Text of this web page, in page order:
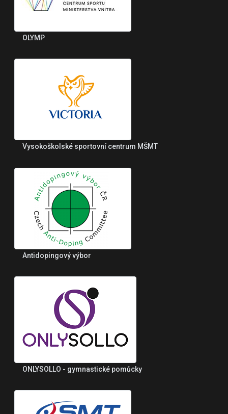
OLYMP
Vysokoškolské sportovní centrum MŠMT
Antidopingový výbor
ONLYSOLLO - gymnastické pomůcky